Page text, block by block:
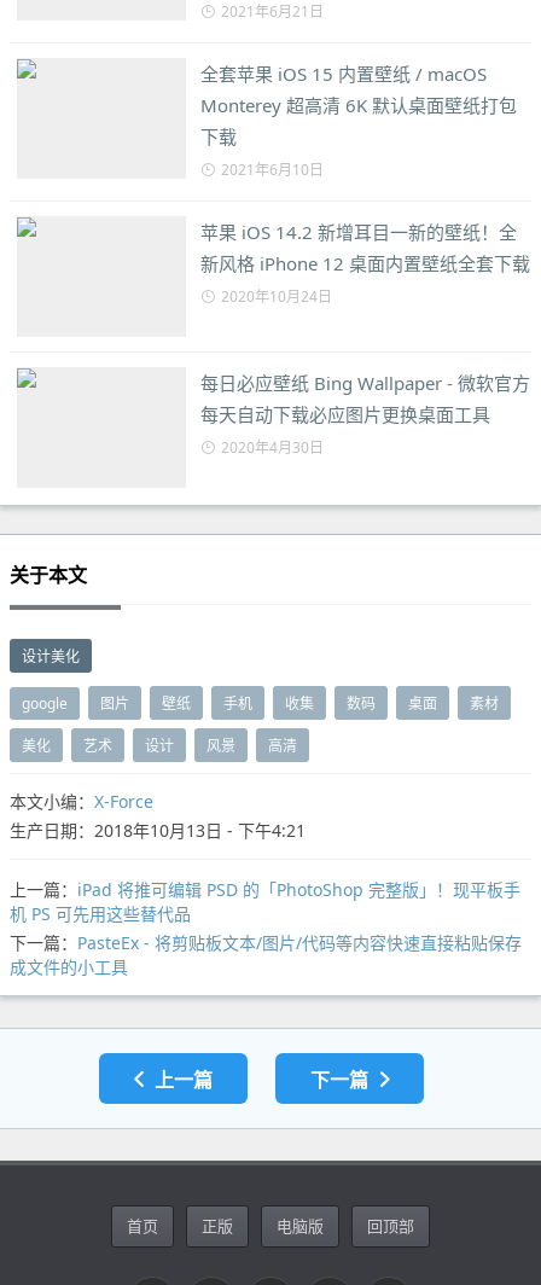
2021年6月21日
全套苹果 iOS 15 内置壁纸 / macOS
Monterey 超高清 6K 默认桌面壁纸打包
下载
2021年6月10日
苹果 iOS 14.2 新增耳目一新的壁纸！全
新风格 iPhone 12 桌面内置壁纸全套下载
2020年10月24日
每日必应壁纸 Bing Wallpaper - 微软官方
每天自动下载必应图片更换桌面工具
2020年4月30日
关于本文
设计美化
google 图片 壁纸 手机 收集 数码 桌面 素材
美化 艺术 设计 风景 高清
本文小编： X-Force
生产日期：2018年10月13日 - 下午4:21
上一篇： iPad 将推可编辑 PSD 的「PhotoShop 完整版」！现平板手
机 PS 可先用这些替代品
下一篇： PasteEx - 将剪贴板文本/图片/代码等内容快速直接粘贴保存
成文件的小工具
上一篇 下一篇
首页 正版 电脑版 回顶部